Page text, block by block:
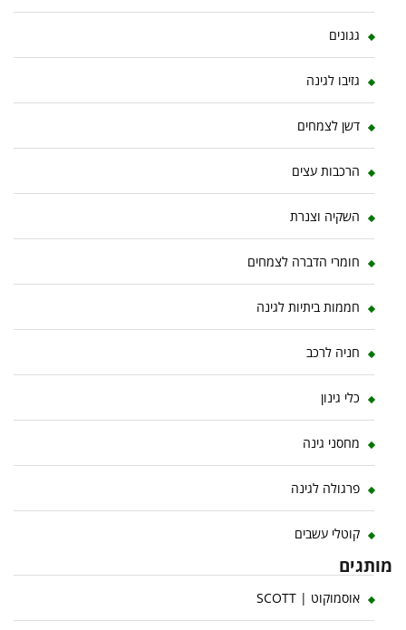
גגונים
גזיבו לגינה
דשן לצמחים
הרכבות עצים
השקיה וצנרת
חומרי הדברה לצמחים
חממות ביתיות לגינה
חניה לרכב
כלי גינון
מחסני גינה
פרגולה לגינה
קוטלי עשבים
מותגים
אוסמוקוט | SCOTT